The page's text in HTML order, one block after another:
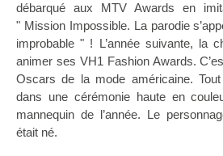
débarqué aux MTV Awards en
" Mission Impossible. La parodie
improbable " ! L’année suivante, la
animer ses VH1 Fashion Awards.
Oscars de la mode américaine.
dans une cérémonie haute en
mannequin de l’année. Le
était né.